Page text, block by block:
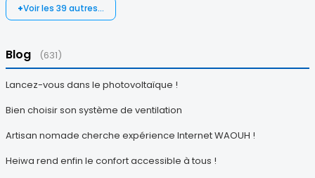
Voir les 39 autres…
Blog (631)
Lancez-vous dans le photovoltaïque !
Bien choisir son système de ventilation
Artisan nomade cherche expérience Internet WAOUH !
Heiwa rend enfin le confort accessible à tous !